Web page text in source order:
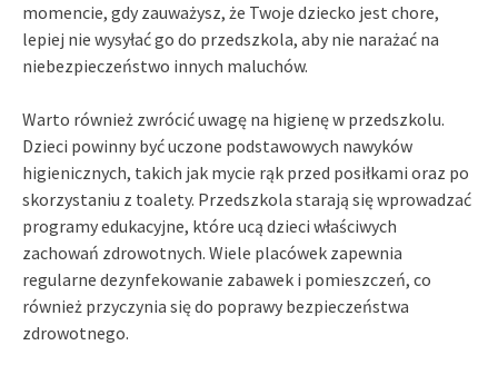
momencie, gdy zauważysz, że Twoje dziecko jest chore,
lepiej nie wysyłać go do przedszkola, aby nie narażać na
niebezpieczeństwo innych maluchów.
Warto również zwrócić uwagę na higienę w przedszkolu.
Dzieci powinny być uczone podstawowych nawyków
higienicznych, takich jak mycie rąk przed posiłkami oraz po
skorzystaniu z toalety. Przedszkola starają się wprowadzać
programy edukacyjne, które ucą dzieci właściwych
zachowań zdrowotnych. Wiele placówek zapewnia
regularne dezynfekowanie zabawek i pomieszczeń, co
również przyczynia się do poprawy bezpieczeństwa
zdrowotnego.